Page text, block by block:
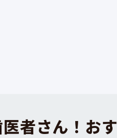
者さん！おす